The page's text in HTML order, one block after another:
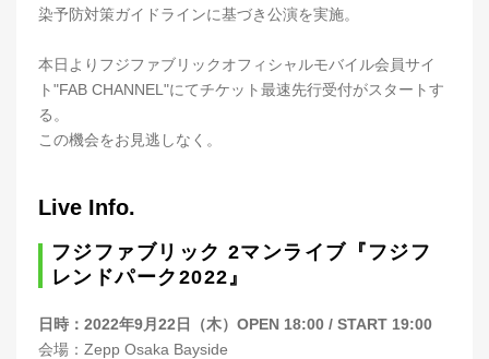
染予防対策ガイドラインに基づき公演を実施。
本日よりフジファブリックオフィシャルモバイル会員サイ
ト"FAB CHANNEL"にてチケット最速先行受付がスタートす
る。
この機会をお見逃しなく。
Live Info.
フジファブリック 2マンライブ『フジフ
レンドパーク2022』
日時：2022年9月22日（木）OPEN 18:00 / START 19:00
会場：Zepp Osaka Bayside